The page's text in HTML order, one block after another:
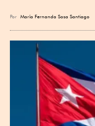
Por María Fernanda Sosa Santiago